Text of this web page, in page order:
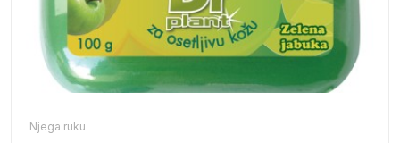
Njega ruku